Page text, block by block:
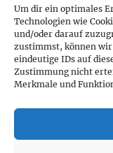
Um dir ein optimales
Technologien wie
und/oder darauf
zustimmst, können
eindeutige IDs auf
Zustimmung nicht
Merkmale und
Bibi
erstmals in
Wie kleine
Innenstadt
Tanzen hält
Elektrische